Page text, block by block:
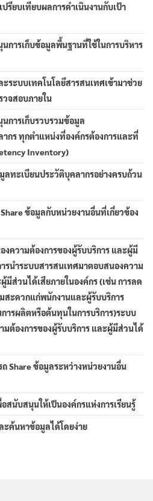
รียบเทียบผลการดำเนินงานกับเป้า
การเก็บข้อมูลพื้นฐานที่ใช้ในการบริหาร
ระบบเทคโนโลยีสารสนเทศเข้ามาช่วย
วจสอบภายใน
การเก็บรวบรวมข้อมูล
กร ทุกตำแหน่งที่องค์กรต้องการและที่
Inventory)
ลทะเบียนประวัติบุคลากรอย่างครบถ้วน
ข้อมูลกับหน่วยงานอื่นที่เกี่ยวข้อง
ความต้องการของผู้รับบริการ และผู้มี
รนำระบบสารสนเทศมาตอบสนองความ
มีส่วนได้เสียภายในองค์กร (เช่น การลด
สะดวกแก่พนักงานและผู้รับบริการ
ารผลิตหรือต้นทุนในการบริการ)ระบบ
ต้องการของผู้รับบริการ และผู้มีส่วนได้
Share ข้อมูลระหว่างหน่วยงานอื่น
สนับสนุนให้เป็นองค์กรแห่งการเรียนรู้
ะค้นหาข้อมูลได้โดยง่าย